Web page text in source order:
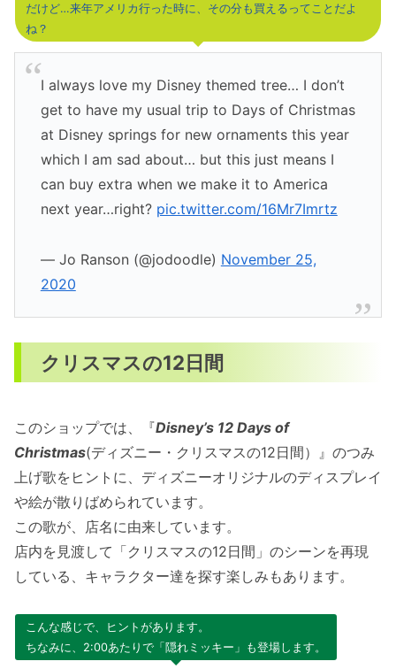
だけど…来年アメリカ行った時に、その分も買えるってことだよ
ね？
I always love my Disney themed tree… I don’t
get to have my usual trip to Days of Christmas
at Disney springs for new ornaments this year
which I am sad about… but this just means I
can buy extra when we make it to America
next year…right? pic.twitter.com/16Mr7Imrtz
— Jo Ranson (@jodoodle) November 25,
2020
クリスマスの12日間
このショップでは、『Disney’s 12 Days of
Christmas(ディズニー・クリスマスの12日間）』のつみ
上げ歌をヒントに、ディズニーオリジナルのディスプレイ
や絵が散りばめられています。
この歌が、店名に由来しています。
店内を見渡して「クリスマスの12日間」のシーンを再現
している、キャラクター達を探す楽しみもあります。
こんな感じで、ヒントがあります。
ちなみに、2:00あたりで「隠れミッキー」も登場します。